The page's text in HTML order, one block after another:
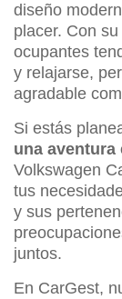
diseño
placer. Con
ocupantes
y relajarse,
agradable
Si estás
una aventura
Volkswagen
tus
y sus
juntos.
En CarGest,